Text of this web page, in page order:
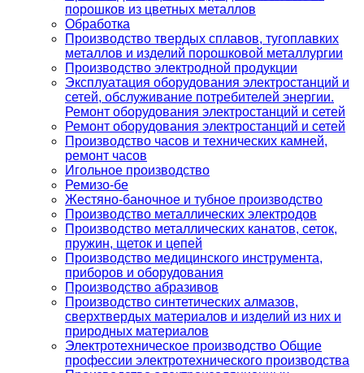
порошков из цветных металлов
Обработка
Производство твердых сплавов, тугоплавких
металлов и изделий порошковой металлургии
Производство электродной продукции
Эксплуатация оборудования электростанций и
сетей, обслуживание потребителей энергии.
Ремонт оборудования электростанций и сетей
Ремонт оборудования электростанций и сетей
Производство часов и технических камней,
ремонт часов
Игольное производство
Ремизо-бе
Жестяно-баночное и тубное производство
Производство металлических электродов
Производство металлических канатов, сеток,
пружин, щеток и цепей
Производство медицинского инструмента,
приборов и оборудования
Производство абразивов
Производство синтетических алмазов,
сверхтвердых материалов и изделий из них и
природных материалов
Электротехническое производство Общие
профессии электротехнического производства